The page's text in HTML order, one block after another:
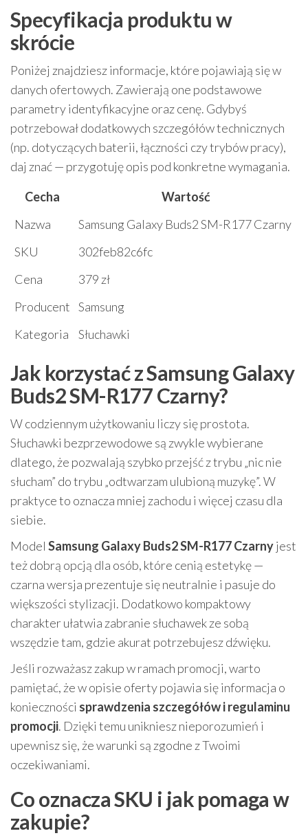
Specyfikacja produktu w
skrócie
Poniżej znajdziesz informacje, które pojawiają się w
danych ofertowych. Zawierają one podstawowe
parametry identyfikacyjne oraz cenę. Gdybyś
potrzebował dodatkowych szczegółów technicznych
(np. dotyczących baterii, łączności czy trybów pracy),
daj znać — przygotuję opis pod konkretne wymagania.
Cecha
Wartość
Nazwa
Samsung Galaxy Buds2 SM-R177 Czarny
SKU
302feb82c6fc
Cena
379 zł
Producent Samsung
Kategoria
Słuchawki
Jak korzystać z Samsung Galaxy
Buds2 SM-R177 Czarny?
W codziennym użytkowaniu liczy się prostota.
Słuchawki bezprzewodowe są zwykle wybierane
dlatego, że pozwalają szybko przejść z trybu „nic nie
słucham” do trybu „odtwarzam ulubioną muzykę”. W
praktyce to oznacza mniej zachodu i więcej czasu dla
siebie.
Model Samsung Galaxy Buds2 SM-R177 Czarnyjest
też dobrą opcją dla osób, które cenią estetykę —
czarna wersja prezentuje się neutralnie i pasuje do
większości stylizacji. Dodatkowo kompaktowy
charakter ułatwia zabranie słuchawek ze sobą
wszędzie tam, gdzie akurat potrzebujesz dźwięku.
Jeśli rozważasz zakup w ramach promocji, warto
pamiętać, że w opisie oferty pojawia się informacja o
konieczności sprawdzenia szczegółów i regulaminu
promocji. Dzięki temu unikniesz nieporozumień i
upewnisz się, że warunki są zgodne z Twoimi
oczekiwaniami.
Co oznacza SKU i jak pomaga w
zakupie?